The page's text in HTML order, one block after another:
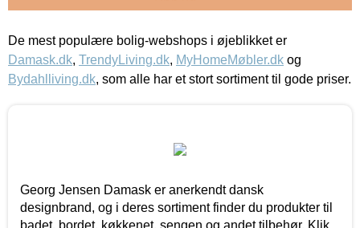
De mest populære bolig-webshops i øjeblikket er
Damask.dk, TrendyLiving.dk, MyHomeMøbler.dk og
Bydahlliving.dk, som alle har et stort sortiment til gode priser.
Georg Jensen Damask er anerkendt dansk
designbrand, og i deres sortiment finder du produkter til
badet, bordet, køkkenet, sengen og andet tilbehør. Klik